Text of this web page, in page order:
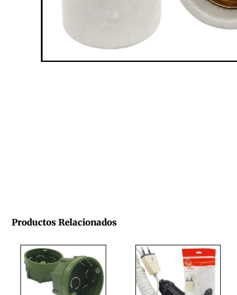
Productos Relacionados